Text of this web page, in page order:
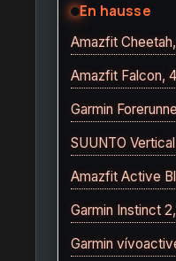
En hausse
Amazfit
Amazfit Falcon,
Garmin
SUUNTO
Amazfit Active
Garmin Instinct
Garmin